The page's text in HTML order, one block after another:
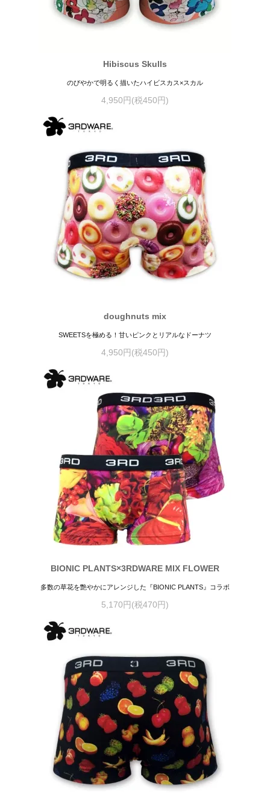
Hibiscus Skulls
のびやかで明るく描いたハイビスカス×スカル
4,950円(税450円)
doughnuts mix
SWEETSを極める！甘いピンクとリアルなドーナツ
4,950円(税450円)
BIONIC PLANTS×3RDWARE MIX FLOWER
多数の草花を艶やかにアレンジした『BIONIC PLANTS』コラボ
5,170円(税470円)